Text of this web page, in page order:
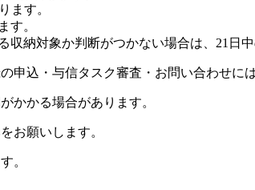
ます。
す。
納対象か判断がつかない場合は、21日
込・与信タスク審査・お問い合わせに
かかる場合があります。
お願いします。
。